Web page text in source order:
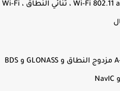
Wi-Fi 802.11 a / b / g / n / ac / ax ، ثنائي النطاق ، Wi-Fi
GPS نعم ، مع A-GPS مزدوج النطاق و GLONASS و BDS